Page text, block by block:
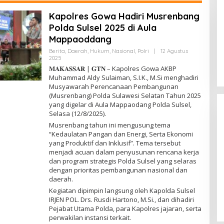
Kapolres Gowa Hadiri Musrenbang
Polda Sulsel 2025 di Aula
Mappaoddang
Berita, Daerah, Hukum, Nasional, Polri
12 Agustus
2025
L
E
H
R
E
D
A
K
I
𝐌𝐀𝐊𝐀𝐒𝐒𝐀𝐑 | 𝐆𝐓𝐍 – Kapolres Gowa AKBP
Muhammad Aldy Sulaiman, S.I.K., M.Si menghadiri
Musyawarah Perencanaan Pembangunan
(Musrenbang) Polda Sulawesi Selatan Tahun 2025
yang digelar di Aula Mappaodang Polda Sulsel,
Selasa (12/8/2025).
Musrenbang tahun ini mengusung tema
“Kedaulatan Pangan dan Energi, Serta Ekonomi
yang Produktif dan Inklusif”. Tema tersebut
menjadi acuan dalam penyusunan rencana kerja
dan program strategis Polda Sulsel yang selaras
dengan prioritas pembangunan nasional dan
daerah.
Kegiatan dipimpin langsung oleh Kapolda Sulsel
IRJEN POL. Drs. Rusdi Hartono, M.Si., dan dihadiri
Pejabat Utama Polda, para Kapolres jajaran, serta
perwakilan instansi terkait.
Gelombang OTT Daerah Menguat,
Dzoel SB: KPK Jangan Tebang
Kejaksaan, Nasional, Pemerintahan, Peristiwa,
Politik, Polri, Sosial
| 15 Maret 2026